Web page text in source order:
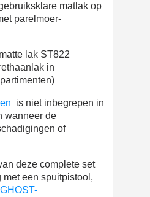
matlak op
parelmoer-
lak ST822
in
is niet inbegrepen in
wanneer de
of
deze complete set
een spuitpistool,